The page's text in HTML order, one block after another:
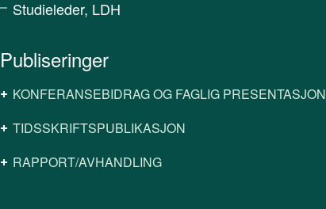
Studieleder, LDH
Publiseringer
KONFERANSEBIDRAG OG FAGLIG PRESENTASJON
TIDSSKRIFTSPUBLIKASJON
RAPPORT/AVHANDLING